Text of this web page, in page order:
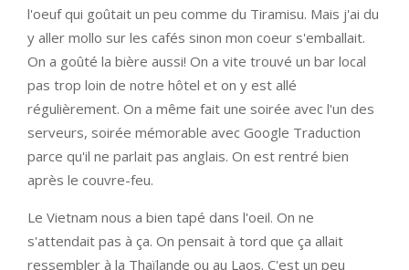
l'oeuf qui goûtait un peu comme du Tiramisu. Mais j'ai du
y aller mollo sur les cafés sinon mon coeur s'emballait.
On a goûté la bière aussi! On a vite trouvé un bar local
pas trop loin de notre hôtel et on y est allé
régulièrement. On a même fait une soirée avec l'un des
serveurs, soirée mémorable avec Google Traduction
parce qu'il ne parlait pas anglais. On est rentré bien
après le couvre-feu.
Le Vietnam nous a bien tapé dans l'oeil. On ne
s'attendait pas à ça. On pensait à tord que ça allait
ressembler à la Thaïlande ou au Laos. C'est un peu